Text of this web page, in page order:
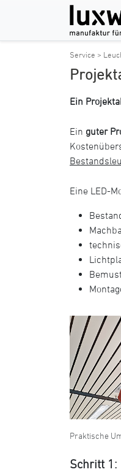
Service >
Ein
Ein guter
Eine LED-
Praktische
Schritt 1: